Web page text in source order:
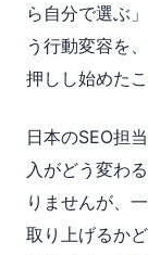
ら自分で選ぶ
う行動変容を
押しし始めた
日本のSEO担
入がどう変わ
りませんが、
取り上げるか